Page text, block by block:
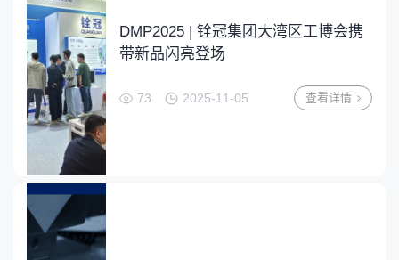
DMP2025 | 铨冠集团大湾区工博会携
带新品闪亮登场
73 2025-11-05 查看详情